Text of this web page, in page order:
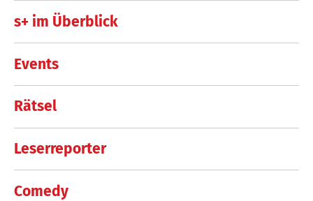
s+ im Überblick
Events
Rätsel
Leserreporter
Comedy